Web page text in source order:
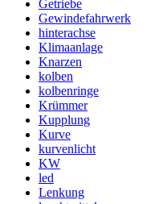
Getriebe
Gewindefahrwerk
hinterachse
Klimaanlage
Knarzen
kolben
kolbenringe
Krümmer
Kupplung
Kurve
kurvenlicht
KW
led
Lenkung